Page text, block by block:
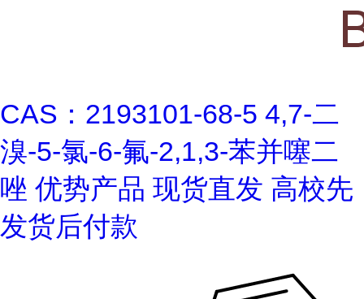
CAS：2193101-68-5 4,7-二
溴-5-氯-6-氟-2,1,3-苯并噻二
唑 优势产品 现货直发 高校先
发货后付款